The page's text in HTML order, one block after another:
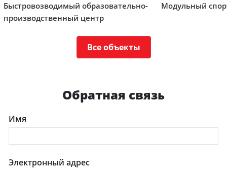
Быстровозводимый образовательно-
производственный центр
Модульный
Все объекты
Обратная связь
Имя
Электронный адрес